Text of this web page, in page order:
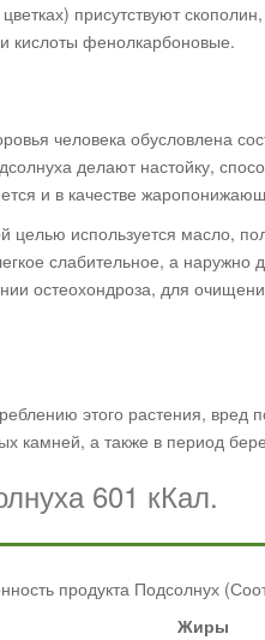
присутствуют
кислоты фенолкарбоновые.
человека обусловлена
делают настойку,
и в качестве
целью используется масло,
слабительное, а
остеохондроза, для
этого растения,
камней, а также в период
601 кКал.
продукта Подсолнух
Жиры